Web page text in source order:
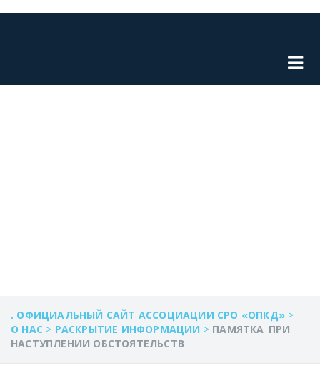
. ОФИЦИАЛЬНЫЙ САЙТ АССОЦИАЦИИ СРО «ОПКД» >
О НАС > РАСКРЫТИЕ ИНФОРМАЦИИ > ПАМЯТКА_ПРИ
НАСТУПЛЕНИИ ОБСТОЯТЕЛЬСТВ